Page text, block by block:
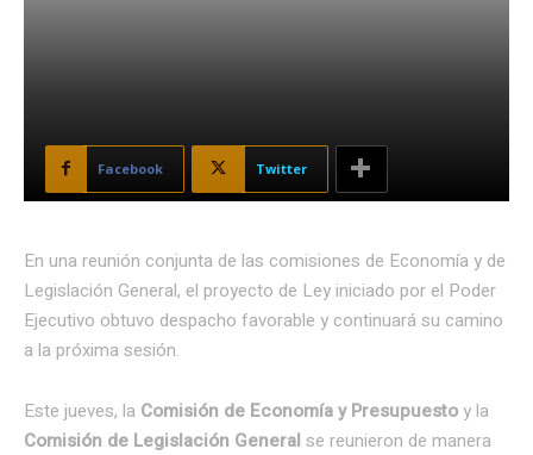
Facebook Twitter
En una reunión conjunta de las comisiones de Economía y de
Legislación General, el proyecto de Ley iniciado por el Poder
Ejecutivo obtuvo despacho favorable y continuará su camino
a la próxima sesión.
Este jueves, la Comisión de Economía y Presupuestoy la
Comisión de Legislación General se reunieron de manera